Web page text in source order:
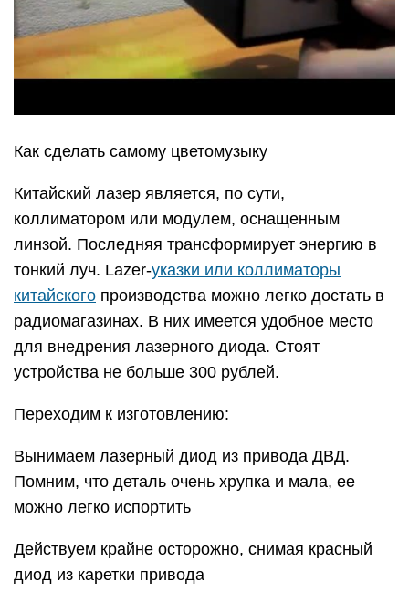
Как сделать самому цветомузыку
Китайский лазер является, по сути,
коллиматором или модулем, оснащенным
линзой. Последняя трансформирует энергию в
тонкий луч. Lazer-указки или коллиматоры
китайского производства можно легко достать в
радиомагазинах. В них имеется удобное место
для внедрения лазерного диода. Стоят
устройства не больше 300 рублей.
Переходим к изготовлению:
Вынимаем лазерный диод из привода ДВД.
Помним, что деталь очень хрупка и мала, ее
можно легко испортить
Действуем крайне осторожно, снимая красный
диод из каретки привода